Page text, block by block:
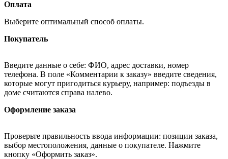
Оплата
Выберите оптимальный способ оплаты.
Покупатель
Введите данные о себе: ФИО, адрес доставки, номер
телефона. В поле «Комментарии к заказу» введите сведения,
которые могут пригодиться курьеру, например: подъезды в
доме считаются справа налево.
Оформление заказа
Проверьте правильность ввода информации: позиции заказа,
выбор местоположения, данные о покупателе. Нажмите
кнопку «Оформить заказ».